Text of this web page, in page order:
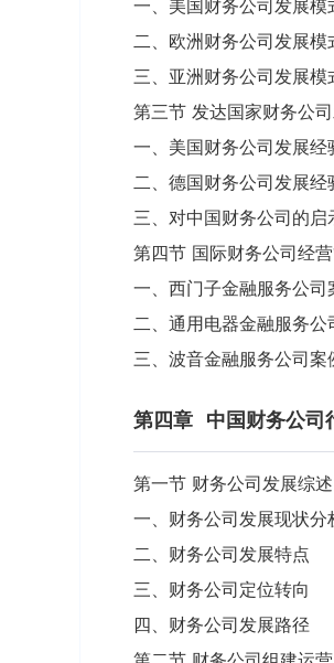
一、美国财务公司发展模
二、欧洲财务公司发展模
三、亚洲财务公司发展模
第三节 发达国家财务公
一、美国财务公司发展经
二、德国财务公司发展经
三、对中国财务公司的启
第四节 国际财务公司经
一、西门子金融服务公司
二、通用电器金融服务公
三、波音金融服务公司案
第四章 中国财务公司
第一节 财务公司发展综述
一、财务公司发展现状分
二、财务公司发展特点
三、财务公司定位转向
四、财务公司发展路径